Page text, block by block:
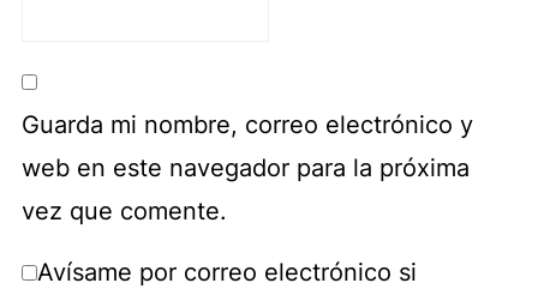
Guarda mi nombre, correo electrónico y
web en este navegador para la próxima
vez que comente.
Avísame por correo electrónico si